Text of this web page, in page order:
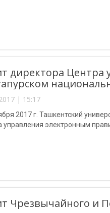
директора Центра
| 15:17
2017 г. Ташкентский
управления электронным
Чрезвычайного и